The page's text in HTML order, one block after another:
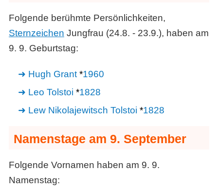
Folgende berühmte Persönlichkeiten,
Sternzeichen Jungfrau (24.8. - 23.9.), haben am
9. 9. Geburtstag:
Hugh Grant *1960
Leo Tolstoi *1828
Lew Nikolajewitsch Tolstoi *1828
Namenstage am 9. September
Folgende Vornamen haben am 9. 9.
Namenstag: